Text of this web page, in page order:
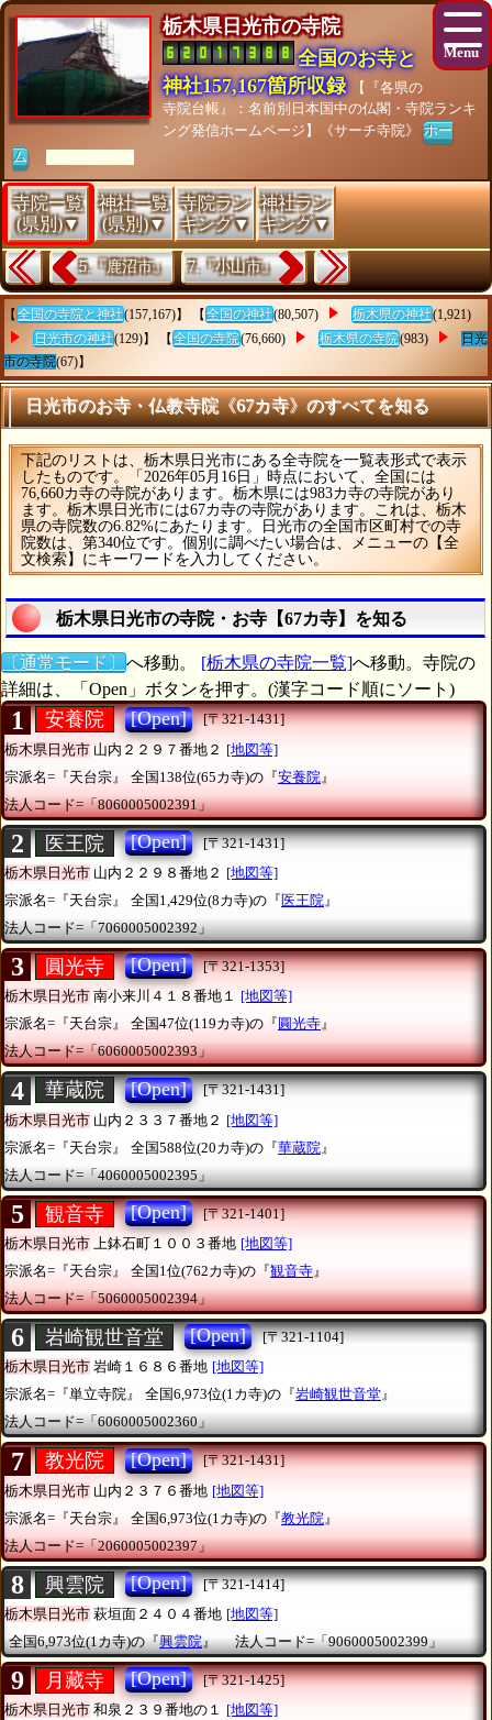
栃木県日光市の寺院
全国のお寺と
神社157,167箇所収録
【『各県の
寺院台帳』：名前別日本国中の仏閣・寺院ランキ
ング発信ホームページ】《サーチ寺院》ホー
ム
[As of 26/07/28]
寺院一覧
(県別)▼
神社一覧
(県別)▼
寺院ラン
キング▼
神社ラン
キング▼
5.『鹿沼市』 7.『小山市』
【 全国の寺院と神社(157,167)】 【 全国の神社(80,507) 栃木県の神社(1,921)
日光市の神社(129)】 【 全国の寺院(76,660) 栃木県の寺院(983)
日光
市の寺院(67)】
日光市のお寺・仏教寺院《67カ寺》のすべてを知る
下記のリストは、栃木県日光市にある全寺院を一覧表形式で表示
したものです。「2026年05月16日」時点において、全国には
76,660カ寺の寺院があります。栃木県には983カ寺の寺院があり
ます。栃木県日光市には67カ寺の寺院があります。これは、栃木
県の寺院数の6.82%にあたります。日光市の全国市区町村での寺
院数は、第340位です。個別に調べたい場合は、メニューの【全
文検索】にキーワードを入力してください。
栃木県日光市の寺院・お寺【67カ寺】を知る
〔通常モード〕 へ移動。 [栃木県の寺院一覧]へ移動。寺院の
詳細は、「Open」ボタンを押す。(漢字コード順にソート)
1 安養院 [Open]
[〒321-1431]
栃木県日光市 山内２２９７番地２ [地図等]
宗派名=『天台宗』
全国138位(65カ寺)の『安養院 』
法人コード=「8060005002391」
2 医王院 [Open]
[〒321-1431]
栃木県日光市 山内２２９８番地２ [地図等]
宗派名=『天台宗』
全国1,429位(8カ寺)の『医王院』
法人コード=「7060005002392」
3 圓光寺 [Open]
[〒321-1353]
栃木県日光市 南小来川４１８番地１ [地図等]
宗派名=『天台宗』
全国47位(119カ寺)の『 圓光寺』
法人コード=「6060005002393」
4 華蔵院 [Open]
[〒321-1431]
栃木県日光市 山内２３３７番地２ [地図等]
宗派名=『天台宗』
全国588位(20カ寺)の『華蔵院 』
法人コード=「4060005002395」
5 観音寺 [Open]
[〒321-1401]
栃木県日光市 上鉢石町１００３番地 [地図等]
宗派名=『天台宗』
全国1位(762カ寺)の『観音寺』
法人コード=「5060005002394」
6 岩崎観世音堂 [Open]
[〒321-1104]
栃木県日光市 岩崎１６８６番地 [地図等]
宗派名=『単立寺院』
全国6,973位(1カ寺)の『岩崎観世音堂』
法人コード=「6060005002360」
7 教光院 [Open]
[〒321-1431]
栃木県日光市 山内２３７６番地 [地図等]
宗派名=『天台宗』
全国6,973位(1カ寺)の『教光院 』
法人コード=「2060005002397」
8 興雲院 [Open]
[〒321-1414]
栃木県日光市 萩垣面２４０４番地 [地図等]
全国6,973位(1カ寺)の『興雲院』 法人コード=「9060005002399」
9 月藏寺 [Open]
[〒321-1425]
栃木県日光市 和泉２３９番地の１ [地図等]